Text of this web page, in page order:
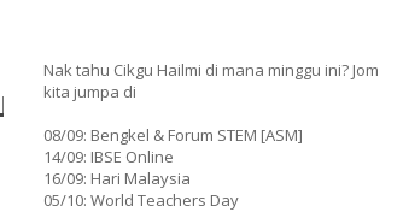
Nak tahu Cikgu Hailmi di mana minggu ini? Jom
kita jumpa di
08/09: Bengkel & Forum STEM [ASM]
14/09: IBSE Online
16/09: Hari Malaysia
05/10: World Teachers Day